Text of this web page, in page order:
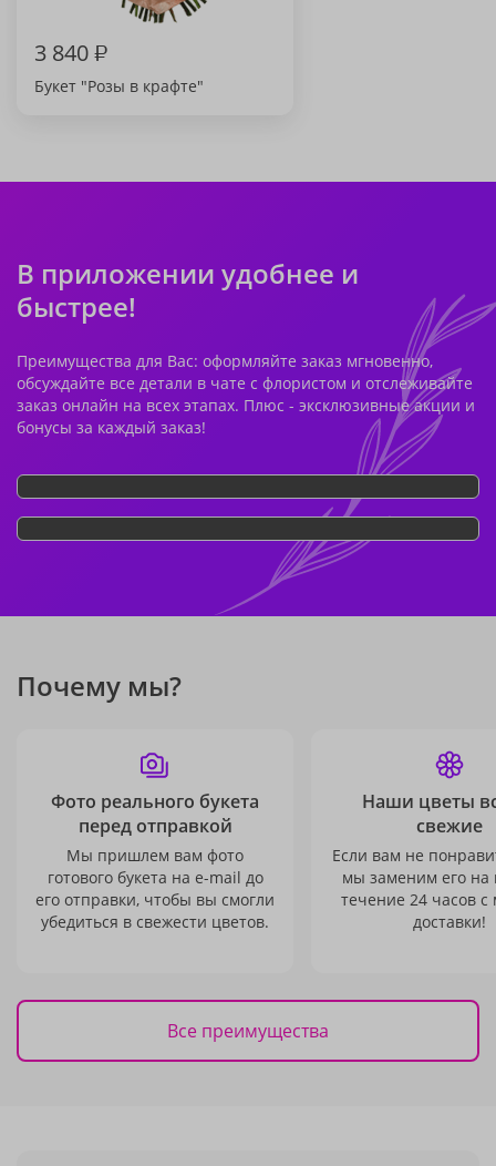
3 840₽
Букет "Розы в крафте"
В приложении удобнее и
быстрее!
Преимущества для Вас: оформляйте заказ мгновенно,
обсуждайте все детали в чате с флористом и отслеживайте
заказ онлайн на всех этапах. Плюс - эксклюзивные акции и
бонусы за каждый заказ!
Почему мы?
Фото реального букета
перед отправкой
Мы пришлем вам фото
готового букета на e-mail до
его отправки, чтобы вы смогли
убедиться в свежести цветов.
Наши цветы
свежие
Если вам не
мы заменим его на
течение 24 часов с
доставки!
Все преимущества